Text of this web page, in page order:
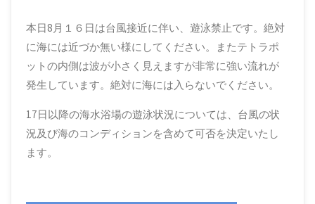
本日8月１６日は台風接近に伴い、遊泳禁止です。絶対
に海には近づか無い様にしてください。またテトラポ
ットの内側は波が小さく見えますが非常に強い流れが
発生しています。絶対に海には入らないでください。
17日以降の海水浴場の遊泳状況については、台風の状
況及び海のコンディションを含めて可否を決定いたし
ます。